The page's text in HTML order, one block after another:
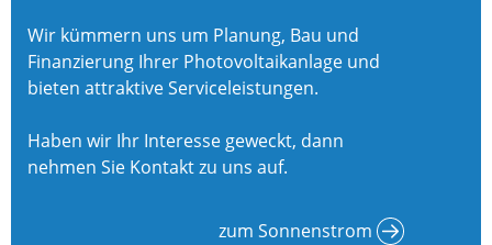
Wir kümmern uns um Planung, Bau und
Finanzierung Ihrer Photovoltaikanlage und
bieten attraktive Serviceleistungen.
Haben wir Ihr Interesse geweckt, dann
nehmen Sie Kontakt zu uns auf.
zum Sonnenstrom